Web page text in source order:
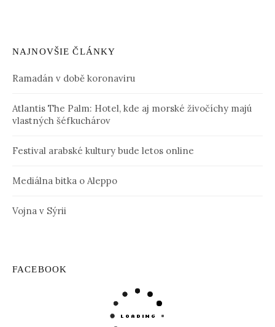
NAJNOVŠIE ČLÁNKY
Ramadán v době koronaviru
Atlantis The Palm: Hotel, kde aj morské živočíchy majú
vlastných šéfkuchárov
Festival arabské kultury bude letos online
Mediálna bitka o Aleppo
Vojna v Sýrii
FACEBOOK